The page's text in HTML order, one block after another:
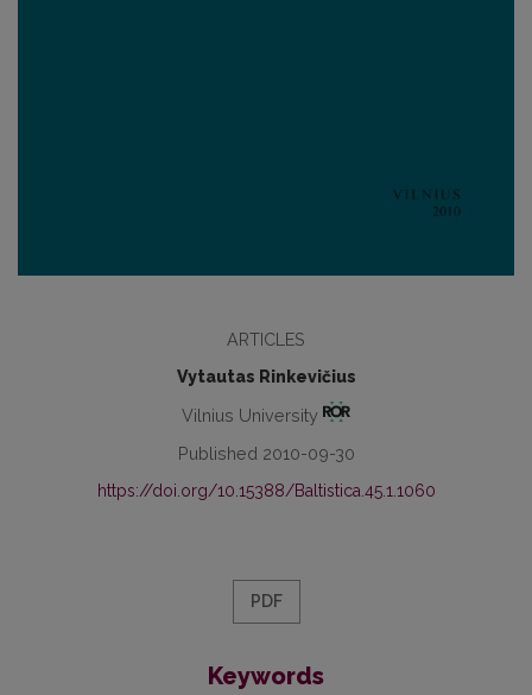
ARTICLES
Vytautas Rinkevičius
Vilnius University
Published 2010-09-30
https://doi.org/10.15388/Baltistica.45.1.1060
PDF
Keywords